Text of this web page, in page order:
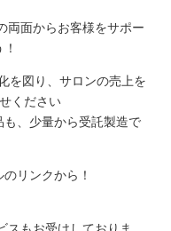
両面からお客様をサポー
を図り、サロンの売上を
ください
、少量から受託製造で
リンクから！